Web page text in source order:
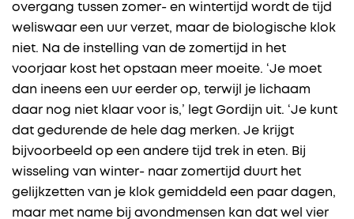
overgang tussen zomer- en wintertijd wordt de tijd
weliswaar een uur verzet, maar de biologische klok
niet. Na de instelling van de zomertijd in het
voorjaar kost het opstaan meer moeite. ‘Je moet
dan ineens een uur eerder op, terwijl je lichaam
daar nog niet klaar voor is,’ legt Gordijn uit. ‘Je kunt
dat gedurende de hele dag merken. Je krijgt
bijvoorbeeld op een andere tijd trek in eten. Bij
wisseling van winter- naar zomertijd duurt het
gelijkzetten van je klok gemiddeld een paar dagen,
maar met name bij avondmensen kan dat wel vier